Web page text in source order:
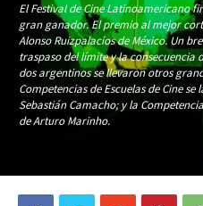
El Festival de Cine Latinoamericano
gran ganador. El premio al mejor
Alonso Ruizpalacios de México. Un
traspaso del límite y la consecuencia
dos argentinos se llevaron otros
Competencias de Escuelas de Cine
Sebastián Camacho; y la
de Arturo Marinho.